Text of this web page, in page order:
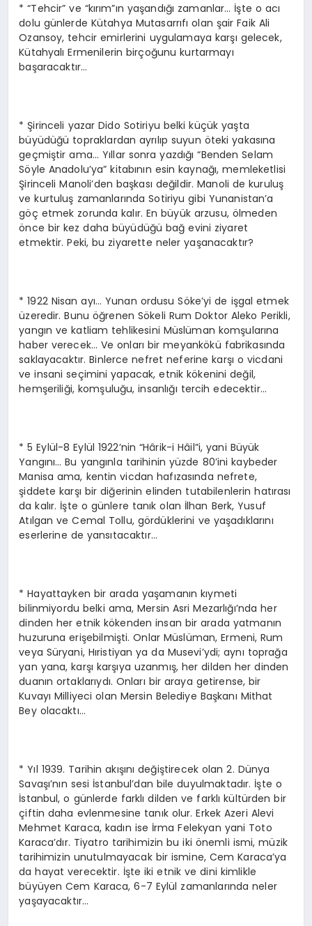
* “Tehcir” ve “kırım”ın yaşandığı zamanlar… İşte o acı
dolu günlerde Kütahya Mutasarrıfı olan şair Faik Ali
Ozansoy, tehcir emirlerini uygulamaya karşı gelecek,
Kütahyalı Ermenilerin birçoğunu kurtarmayı
başaracaktır…
* Şirinceli yazar Dido Sotiriyu belki küçük yaşta
büyüdüğü topraklardan ayrılıp suyun öteki yakasına
geçmiştir ama… Yıllar sonra yazdığı “Benden Selam
Söyle Anadolu’ya” kitabının esin kaynağı, memleketlisi
Şirinceli Manoli’den başkası değildir. Manoli de kuruluş
ve kurtuluş zamanlarında Sotiriyu gibi Yunanistan’a
göç etmek zorunda kalır. En büyük arzusu, ölmeden
önce bir kez daha büyüdüğü bağ evini ziyaret
etmektir. Peki, bu ziyarette neler yaşanacaktır?
* 1922 Nisan ayı… Yunan ordusu Söke’yi de işgal etmek
üzeredir. Bunu öğrenen Sökeli Rum Doktor Aleko Perikli,
yangın ve katliam tehlikesini Müslüman komşularına
haber verecek… Ve onları bir meyankökü fabrikasında
saklayacaktır. Binlerce nefret neferine karşı o vicdani
ve insani seçimini yapacak, etnik kökenini değil,
hemşeriliği, komşuluğu, insanlığı tercih edecektir…
* 5 Eylül-8 Eylül 1922’nin “Hârik-i Hâil”i, yani Büyük
Yangını… Bu yangınla tarihinin yüzde 80’ini kaybeder
Manisa ama, kentin vicdan hafızasında nefrete,
şiddete karşı bir diğerinin elinden tutabilenlerin hatırası
da kalır. İşte o günlere tanık olan İlhan Berk, Yusuf
Atılgan ve Cemal Tollu, gördüklerini ve yaşadıklarını
eserlerine de yansıtacaktır…
* Hayattayken bir arada yaşamanın kıymeti
bilinmiyordu belki ama, Mersin Asri Mezarlığı’nda her
dinden her etnik kökenden insan bir arada yatmanın
huzuruna erişebilmişti. Onlar Müslüman, Ermeni, Rum
veya Süryani, Hıristiyan ya da Musevi’ydi; aynı toprağa
yan yana, karşı karşıya uzanmış, her dilden her dinden
duanın ortaklarıydı. Onları bir araya getirense, bir
Kuvayı Milliyeci olan Mersin Belediye Başkanı Mithat
Bey olacaktı…
* Yıl 1939. Tarihin akışını değiştirecek olan 2. Dünya
Savaşı’nın sesi İstanbul’dan bile duyulmaktadır. İşte o
İstanbul, o günlerde farklı dilden ve farklı kültürden bir
çiftin daha evlenmesine tanık olur. Erkek Azeri Alevi
Mehmet Karaca, kadın ise İrma Felekyan yani Toto
Karaca’dır. Tiyatro tarihimizin bu iki önemli ismi, müzik
tarihimizin unutulmayacak bir ismine, Cem Karaca’ya
da hayat verecektir. İşte iki etnik ve dini kimlikle
büyüyen Cem Karaca, 6-7 Eylül zamanlarında neler
yaşayacaktır…